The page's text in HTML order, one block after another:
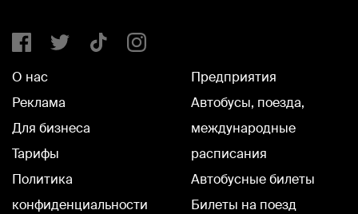
О нас
Реклама
Для бизнеса
Тарифы
Политика
конфиденциальности
Предприятия
Автобусы, поезда,
международные
расписания
Автобусные билеты
Билеты на поезд